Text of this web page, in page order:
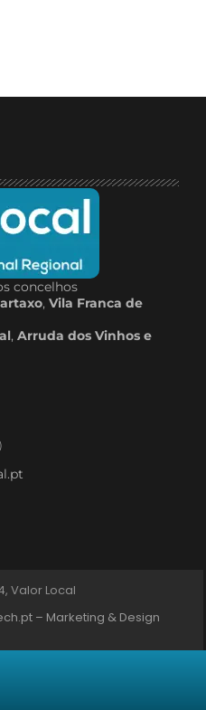
concelhos
, Vila Franca de
, Arruda dos Vinhos e
Valor Local
– Marketing & Design